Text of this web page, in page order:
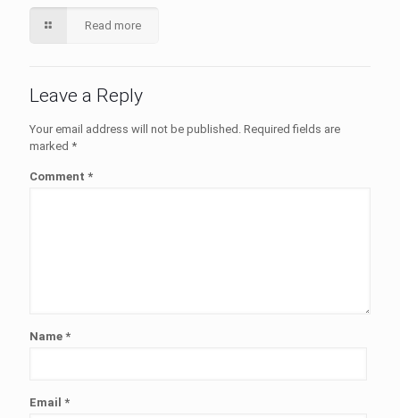
Read more
Leave a Reply
Your email address will not be published. Required fields are
marked *
Comment *
Name *
Email *